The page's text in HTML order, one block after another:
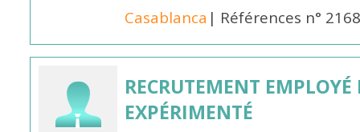
Casablanca | Références n°
RECRUTEMENT
EXPÉRIMENTÉ